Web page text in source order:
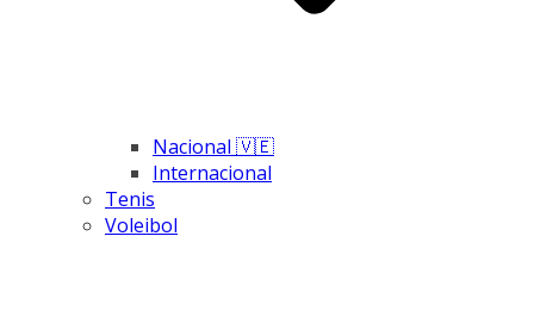
Nacional 🇻🇪
Internacional
Tenis
Voleibol